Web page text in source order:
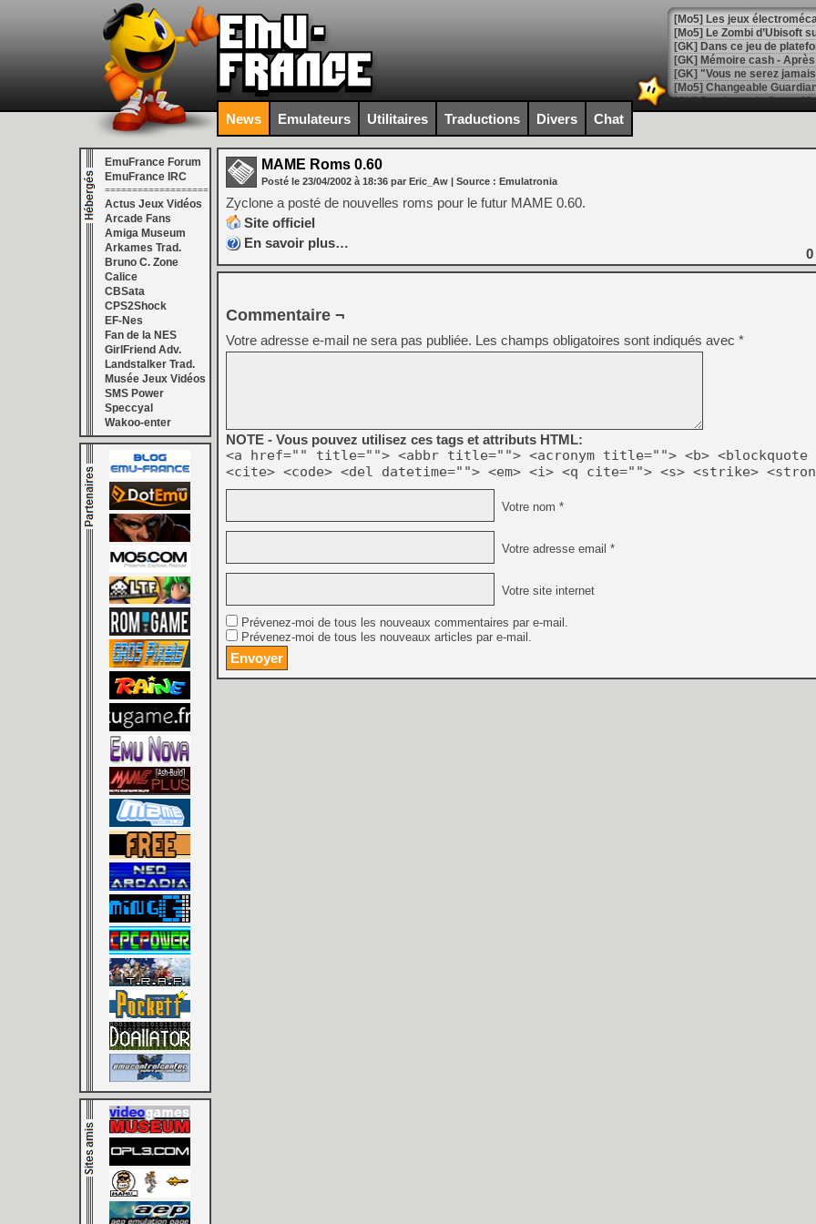
[Mo5] Les jeux
[Mo5] Le Zombi d’Ubisoft
[GK] Dans ce jeu de
[GK] Mémoire cash -
[GK] "Vous ne serez
[Mo5] Changeable
[GK] Des bugs de Super
[LS] [Switch] NSP Auto
[GK] La saga horrifique
[GK] Le portage de Super
[Mo5] Le jeu de course
[GK] Guillermo del Toro
[GK] Mistfall Hunter : déjà
[GK] Wo Long 2 évolue
[GK] Crossfire : un TPS à
[LS] [PS5] Premiers
[Mo5] DOOM arrive en
[GK] Roblox : l'action en
[GK] Agenda - GeForce
[LS] [PS5] ps5-y2jb-
[GK] Pourquoi Marvel
[GK] Test : Restory : Chill
[GK] GTA 6 : Rockstar
[GK] Hot Wheels Infinite
[GK] Diddy Kong Racing,
News Emulateurs Utilitaires Traductions Divers Chat
EmuFrance Forum
EmuFrance IRC
===================
Actus Jeux Vidéos
Arcade Fans
Amiga Museum
Arkames Trad.
Bruno C. Zone
Calice
CBSata
CPS2Shock
EF-Nes
Fan de la NES
GirlFriend Adv.
Landstalker Trad.
Musée Jeux Vidéos
SMS Power
Speccyal
Wakoo-enter
MAME Roms 0.60
Posté le 23/04/2002 à 18:36 par Eric_Aw | Source : Emulatronia
Zyclone a posté de nouvelles roms pour le futur MAME 0.60.
Site officiel
En savoir plus…
0
Commentaire ¬
Votre adresse e-mail ne sera pas publiée. Les champs obligatoires sont indiqués avec *
NOTE - Vous pouvez utilisez ces tags et attributs HTML:
<a href="" title=""> <abbr title=""> <acronym title=""> <b> <blockquote
<cite> <code> <del datetime=""> <em> <i> <q cite=""> <s> <strike>
Votre nom *
Votre adresse email *
Votre site internet
Prévenez-moi de tous les nouveaux commentaires par e-mail.
Prévenez-moi de tous les nouveaux articles par e-mail.